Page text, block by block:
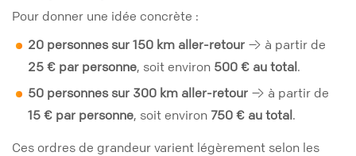
Pour donner une idée concrète :
20 personnes sur 150 km aller-retour → à partir de
25 € par personne, soit environ 500 € au total.
50 personnes sur 300 km aller-retour → à partir de
15 € par personne, soit environ 750 € au total.
Ces ordres de grandeur varient légèrement selon les